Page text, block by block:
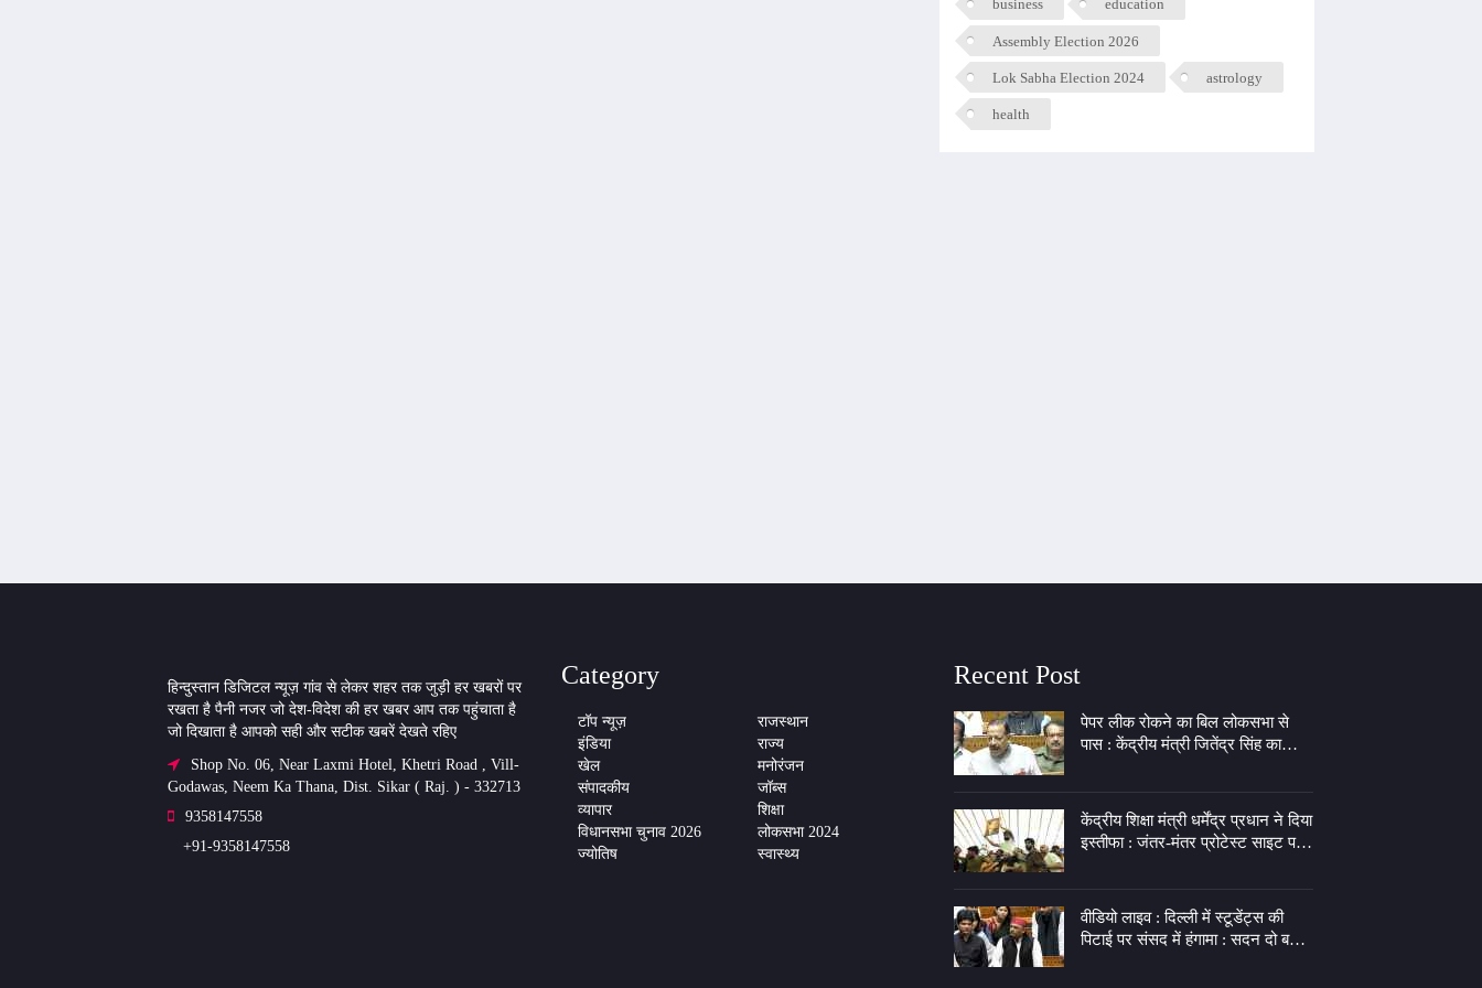
business education
Assembly Election 2026
Lok Sabha Election 2024 astrology
health
हिन्दुस्तान डिजिटल न्यूज़ गांव से लेकर शहर तक जुड़ी हर खबरों पर
रखता है पैनी नजर जो देश-विदेश की हर खबर आप तक पहुंचाता है
जो दिखाता है आपको सही और सटीक खबरें देखते रहिए
Shop No. 06, Near Laxmi Hotel, Khetri Road , Vill-
Godawas, Neem Ka Thana, Dist. Sikar ( Raj. ) - 332713
9358147558
+91-9358147558
Category
टॉप न्यूज़
राजस्थान
इंडिया
राज्य
खेल
मनोरंजन
संपादकीय
जॉब्स
व्यापार
शिक्षा
विधानसभा चुनाव 2026
लोकसभा 2024
ज्योतिष
स्वास्थ्य
Recent Post
पेपर लीक रोकने का बिल लोकसभा से
पास : केंद्रीय मंत्री जितेंद्र सिंह का
केंद्रीय शिक्षा मंत्री धर्मेंद्र प्रधान ने दिया
इस्तीफा : जंतर-मंतर प्रोटेस्ट साइट पर
वीडियो लाइव : दिल्ली में स्टूडेंट्स की
पिटाई पर संसद में हंगामा : सदन दो बजे